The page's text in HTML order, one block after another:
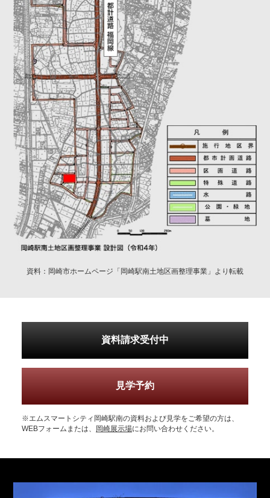
資料：岡崎市ホームページ「岡崎駅南土地区画整理事業」より転載
資料請求受付中
見学予約
※エムスマートシティ岡崎駅南の資料および見学をご希望の方は、
WEBフォームまたは、 岡崎展示場にお問い合わせください。